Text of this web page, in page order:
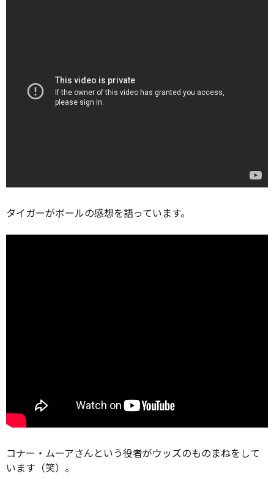
タイガーがボールの感想を語っています。
コナー・ムーアさんという役者がウッズのものまねをして
います（笑）。